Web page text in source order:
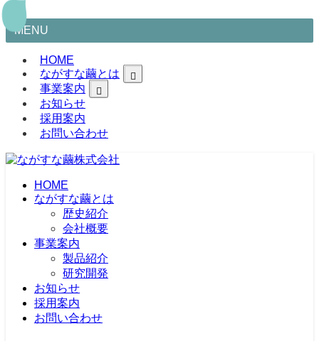
MENU
HOME
ながすな繭とは
事業案内
お知らせ
採用案内
お問い合わせ
HOME
ながすな繭とは
歴史紹介
会社概要
事業案内
製品紹介
シルク素材事業
研究開発
お知らせ
採用案内
お問い合わせ